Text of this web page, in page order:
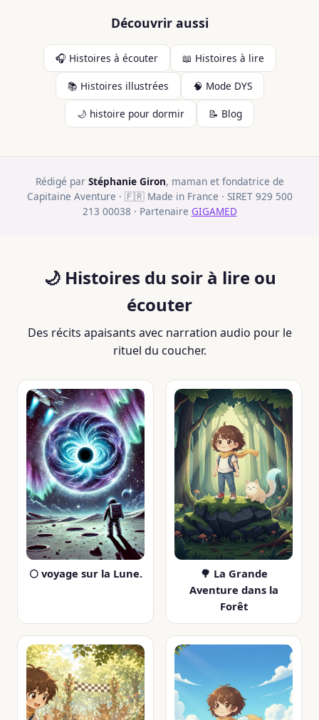
Découvrir aussi
🎧 Histoires à écouter 📖 Histoires à lire
📚 Histoires illustrées 🧠 Mode DYS
🌙 histoire pour dormir 📝 Blog
Rédigé par Stéphanie Giron, maman et fondatrice de
Capitaine Aventure · 🇫🇷 Made in France · SIRET 929 500
213 00038 · Partenaire GIGAMED
🌙 Histoires du soir à lire ou
écouter
Des récits apaisants avec narration audio pour le
rituel du coucher.
🌕 voyage sur la Lune.
🌳 La Grande
Aventure dans la
Forêt